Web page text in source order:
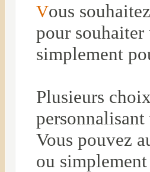
Vous
pour
simplement
Plusieurs
Vous pouvez
ou